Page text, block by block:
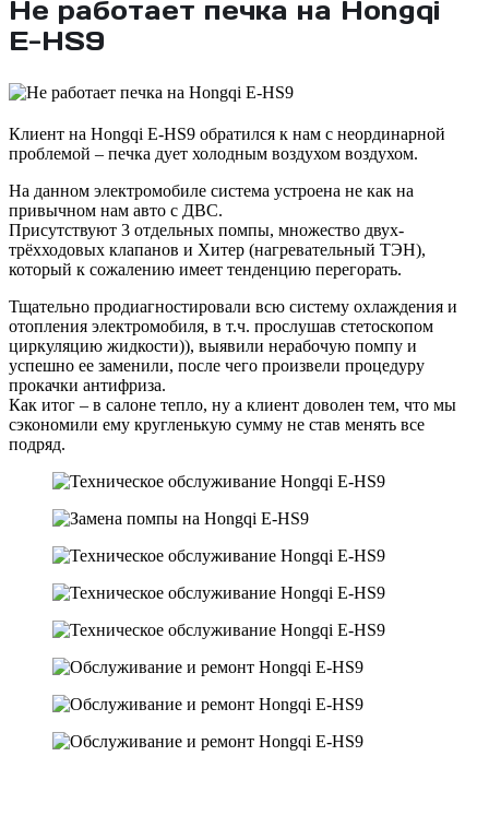
Не работает печка на Hongqi
E-HS9
Клиент на Hongqi E-HS9 обратился к нам с неординарной
проблемой – печка дует холодным воздухом воздухом.
На данном электромобиле система устроена не как на
привычном нам авто с ДВС.
Присутствуют 3 отдельных помпы, множество двух-
трёхходовых клапанов и Хитер (нагревательный ТЭН),
который к сожалению имеет тенденцию перегорать.
Тщательно продиагностировали всю систему охлаждения и
отопления электромобиля, в т.ч. прослушав стетоскопом
циркуляцию жидкости)), выявили нерабочую помпу и
успешно ее заменили, после чего произвели процедуру
прокачки антифриза.
Как итог – в салоне тепло, ну а клиент доволен тем, что мы
сэкономили ему кругленькую сумму не став менять все
подряд.